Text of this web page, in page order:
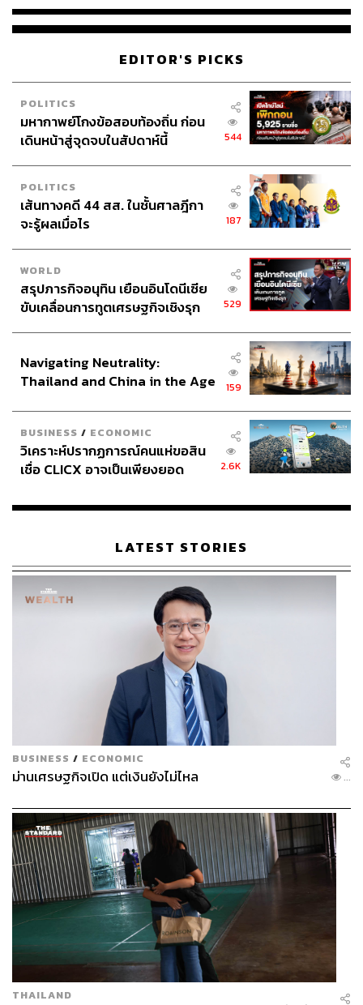
EDITOR'S PICKS
POLITICS
มหากาพย์โกงข้อสอบท้องถิ่น ก่อน
เดินหน้าสู่จุดจบในสัปดาห์นี้
544
POLITICS
เส้นทางคดี 44 สส. ในชั้นศาลฎีกา
จะรู้ผลเมื่อไร
187
WORLD
สรุปภารกิจอนุทิน เยือนอินโดนีเซีย
ขับเคลื่อนการทูตเศรษฐกิจเชิงรุก
529
Navigating Neutrality:
Thailand and China in the Age
159
BUSINESS / ECONOMIC
วิเคราะห์ปรากฏการณ์คนแห่ขอสิน
เชื่อ CLICX อาจเป็นเพียงยอด
เรือนไทยที่ถูกซุกไว้
2.6K
LATEST STORIES
BUSINESS / ECONOMIC
ม่านเศรษฐกิจเปิด แต่เงินยังไม่ไหล ...
THAILAND